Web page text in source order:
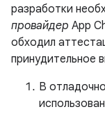
разработки
провайдер App
обходил
принудительное
В